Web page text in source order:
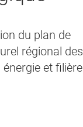
du plan de
régional des
et filière